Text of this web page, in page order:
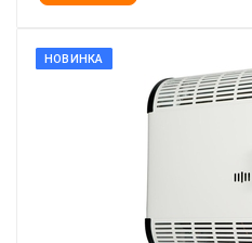
НОВИНКА